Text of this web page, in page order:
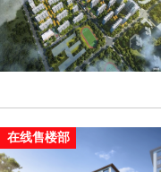
在线售楼部